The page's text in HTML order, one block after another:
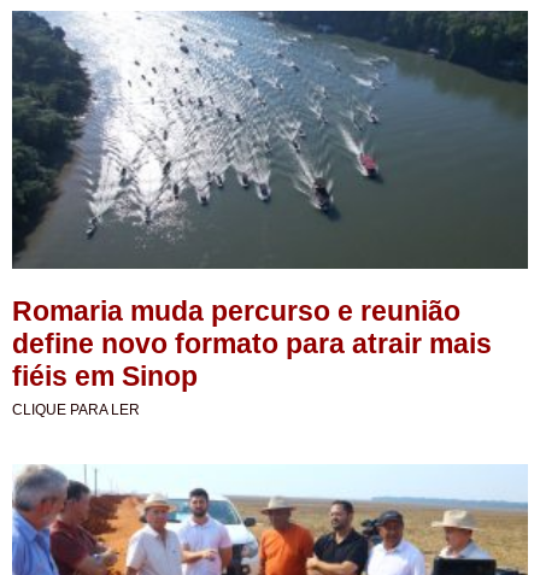
Romaria muda percurso e reunião
define novo formato para atrair mais
fiéis em Sinop
CLIQUE PARA LER